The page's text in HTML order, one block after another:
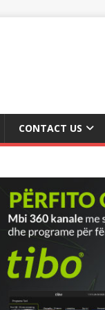
CONTACT US